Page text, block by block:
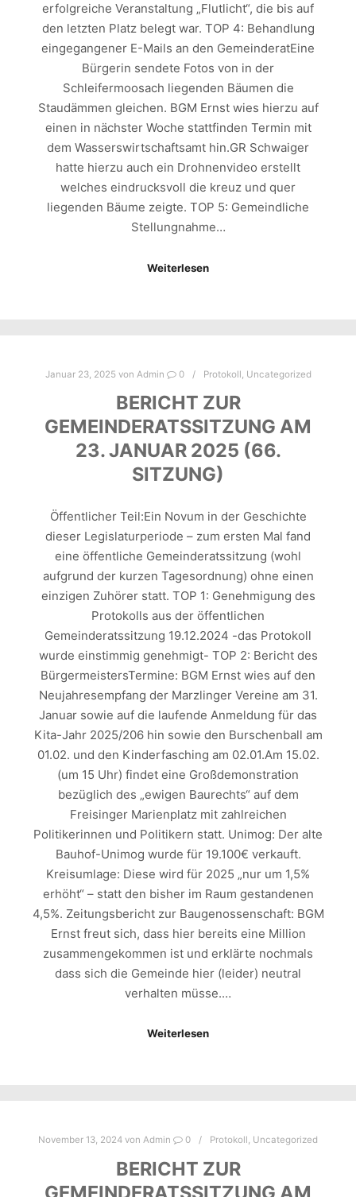
erfolgreiche Veranstaltung „Flutlicht“, die bis auf
den letzten Platz belegt war. TOP 4: Behandlung
eingegangener E-Mails an den GemeinderatEine
Bürgerin sendete Fotos von in der
Schleifermoosach liegenden Bäumen die
Staudämmen gleichen. BGM Ernst wies hierzu auf
einen in nächster Woche stattfinden Termin mit
dem Wasserswirtschaftsamt hin.GR Schwaiger
hatte hierzu auch ein Drohnenvideo erstellt
welches eindrucksvoll die kreuz und quer
liegenden Bäume zeigte. TOP 5: Gemeindliche
Stellungnahme…
Weiterlesen
Januar 23, 2025 von Admin 0 Protokoll Uncategorized
BERICHT ZUR
GEMEINDERATSSITZUNG AM
23. JANUAR 2025 (66.
SITZUNG)
Öffentlicher Teil:Ein Novum in der Geschichte
dieser Legislaturperiode – zum ersten Mal fand
eine öffentliche Gemeinderatssitzung (wohl
aufgrund der kurzen Tagesordnung) ohne einen
einzigen Zuhörer statt. TOP 1: Genehmigung des
Protokolls aus der öffentlichen
Gemeinderatssitzung 19.12.2024 -das Protokoll
wurde einstimmig genehmigt- TOP 2: Bericht des
BürgermeistersTermine: BGM Ernst wies auf den
Neujahresempfang der Marzlinger Vereine am 31.
Januar sowie auf die laufende Anmeldung für das
Kita-Jahr 2025/206 hin sowie den Burschenball am
01.02. und den Kinderfasching am 02.01.Am 15.02.
(um 15 Uhr) findet eine Großdemonstration
bezüglich des „ewigen Baurechts“ auf dem
Freisinger Marienplatz mit zahlreichen
Politikerinnen und Politikern statt. Unimog: Der alte
Bauhof-Unimog wurde für 19.100€ verkauft.
Kreisumlage: Diese wird für 2025 „nur um 1,5%
erhöht“ – statt den bisher im Raum gestandenen
4,5%. Zeitungsbericht zur Baugenossenschaft: BGM
Ernst freut sich, dass hier bereits eine Million
zusammengekommen ist und erklärte nochmals
dass sich die Gemeinde hier (leider) neutral
verhalten müsse.…
Weiterlesen
November 13, 2024 von Admin 0 Protokoll, Uncategorized
BERICHT ZUR